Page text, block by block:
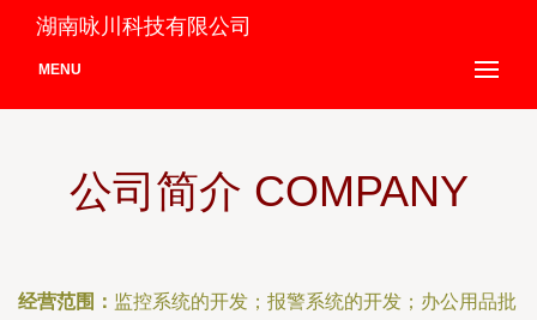
湖南咏川科技有限公司
MENU
公司简介 COMPANY
经营范围： 监控系统的开发；报警系统的开发；办公用品批